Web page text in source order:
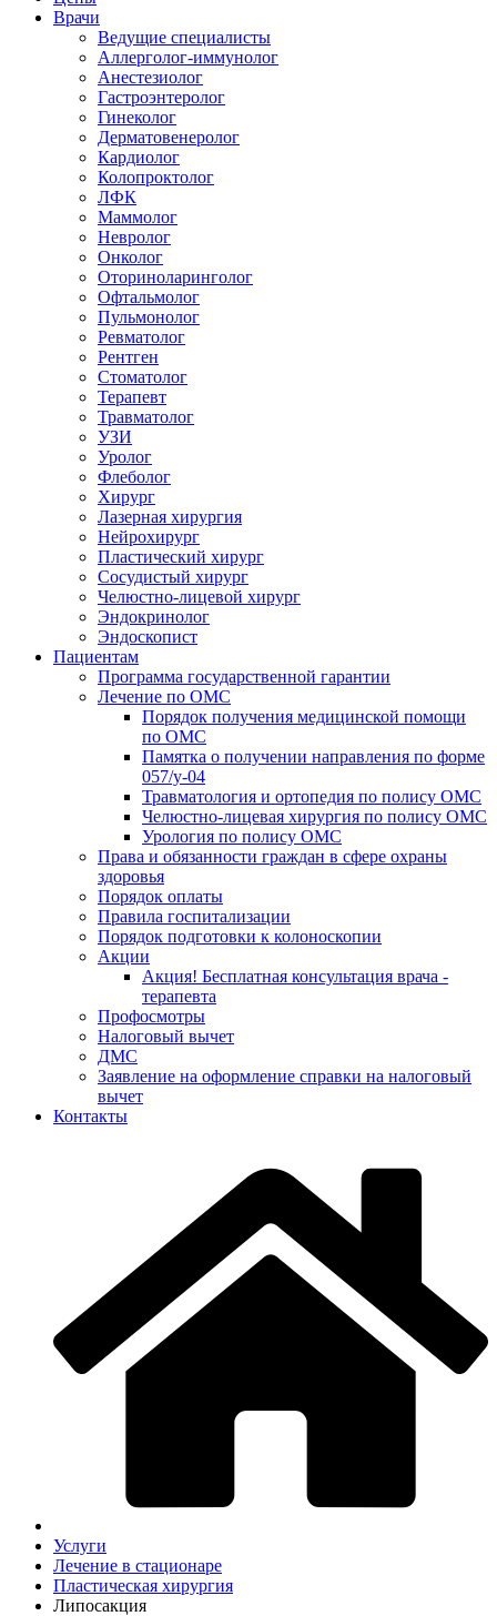
Врачи
Ведущие специалисты
Аллерголог-иммунолог
Анестезиолог
Гастроэнтеролог
Гинеколог
Дерматовенеролог
Кардиолог
Колопроктолог
ЛФК
Маммолог
Невролог
Онколог
Оториноларинголог
Офтальмолог
Пульмонолог
Ревматолог
Рентген
Стоматолог
Терапевт
Травматолог
УЗИ
Уролог
Флеболог
Хирург
Лазерная хирургия
Нейрохирург
Пластический хирург
Сосудистый хирург
Челюстно-лицевой хирург
Эндокринолог
Эндоскопист
Пациентам
Программа государственной гарантии
Лечение по ОМС
Порядок получения медицинской помощи
по ОМС
Памятка о получении направления по форме
057/у-04
Травматология и ортопедия по полису ОМС
Челюстно-лицевая хирургия по полису ОМС
Урология по полису ОМС
Права и обязанности граждан в сфере охраны
здоровья
Порядок оплаты
Правила госпитализации
Порядок подготовки к колоноскопии
Акции
Акция! Бесплатная консультация врача -
терапевта
Профосмотры
Налоговый вычет
ДМС
Заявление на оформление справки на налоговый
вычет
Контакты
Услуги
Лечение в стационаре
Пластическая хирургия
Липосакция